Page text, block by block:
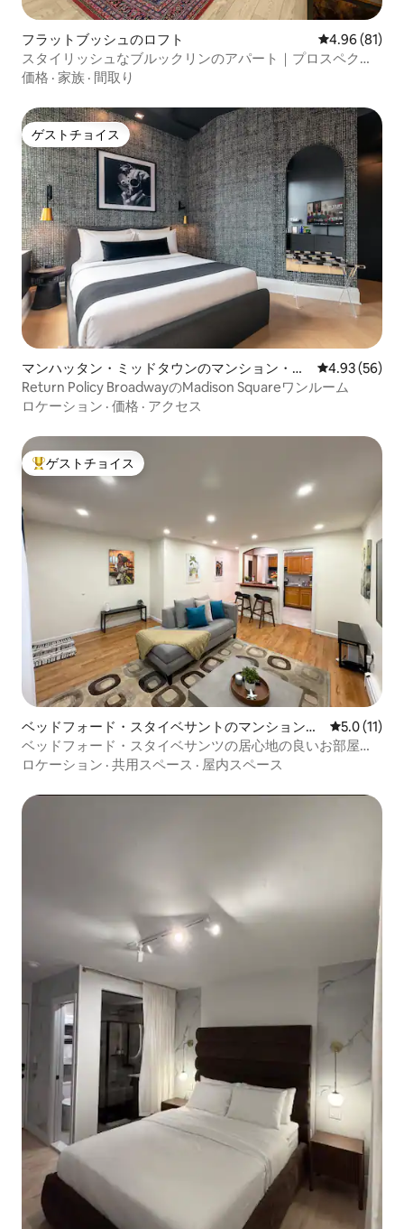
フラットブッシュのロフト レビュー81
4.96 (81)
スタイリッシュなブルックリンのアパート｜プロスペクト
パークと電車の近く
価格 · 家族 · 間取り
ゲストチョイス
ゲストチョイス
マンハッタン・ミッドタウンのマンション・ア
パート
レビュー56
4.93 (56)
Return Policy BroadwayのMadison Squareワンルーム
ロケーション · 価格 · アクセス
大好評のゲストチョイスです。
ゲストチョイス
ベッドフォード・スタイベサントのマンション・
アパート
レビュー11
5.0 (11)
ベッドフォード・スタイベサンツの居心地の良いお部屋と
スイート • フルトン通り近く
ロケーション · 共用スペース · 屋内スペース